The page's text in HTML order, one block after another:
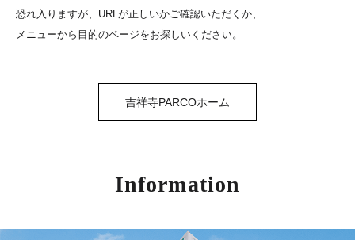
恐れ入りますが、URLが正しいかご確認いただくか、
メニューから目的のページをお探しいください。
吉祥寺PARCOホーム
Information